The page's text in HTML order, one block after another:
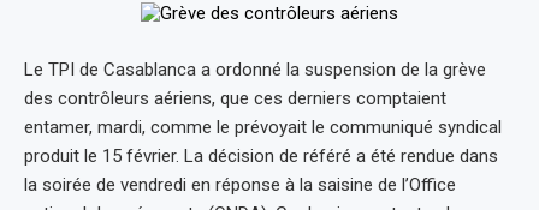
Le TPI de Casablanca a ordonné la suspension de la grève
des contrôleurs aériens, que ces derniers comptaient
entamer, mardi, comme le prévoyait le communiqué syndical
produit le 15 février. La décision de référé a été rendue dans
la soirée de vendredi en réponse à la saisine de l’Office